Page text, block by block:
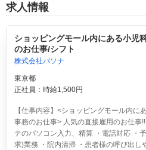
求人情報
ショッピングモール内にある小児
のお仕事/シフト
株式会社パソナ
東京都
正社員：時給1,500円
【仕事内容】<ショッピングモール内に
事務のお仕事> 人気の直接雇用のお仕事
テのパソコン入力、精算 ・電話対応 ・
求)業務 ・院内清掃 ・患者様の呼び出し